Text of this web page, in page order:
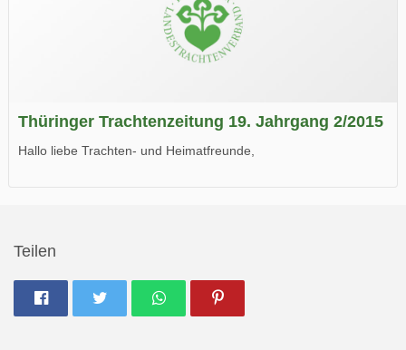
Thüringer Trachtenzeitung 19. Jahrgang 2/2015
Hallo liebe Trachten- und Heimatfreunde,
Teilen